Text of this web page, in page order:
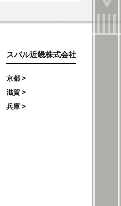
スバル近畿株式会社
京都 >
滋賀 >
兵庫 >